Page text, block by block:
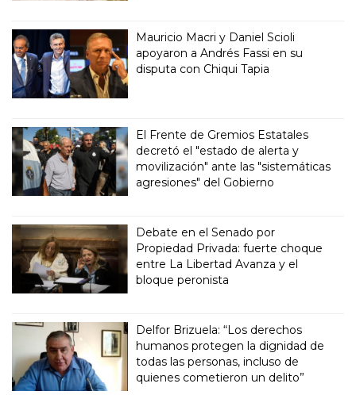
Mauricio Macri y Daniel Scioli
apoyaron a Andrés Fassi en su
disputa con Chiqui Tapia
El Frente de Gremios Estatales
decretó el "estado de alerta y
movilización" ante las "sistemáticas
agresiones" del Gobierno
Debate en el Senado por
Propiedad Privada: fuerte choque
entre La Libertad Avanza y el
bloque peronista
Delfor Brizuela: “Los derechos
humanos protegen la dignidad de
todas las personas, incluso de
quienes cometieron un delito”